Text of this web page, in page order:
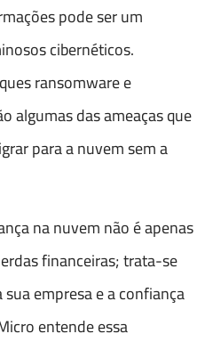
pode ser um
cibernéticos.
ransomware e
algumas das ameaças que
para a nuvem sem a
na nuvem não é apenas
financeiras; trata-se
empresa e a confiança
entende essa